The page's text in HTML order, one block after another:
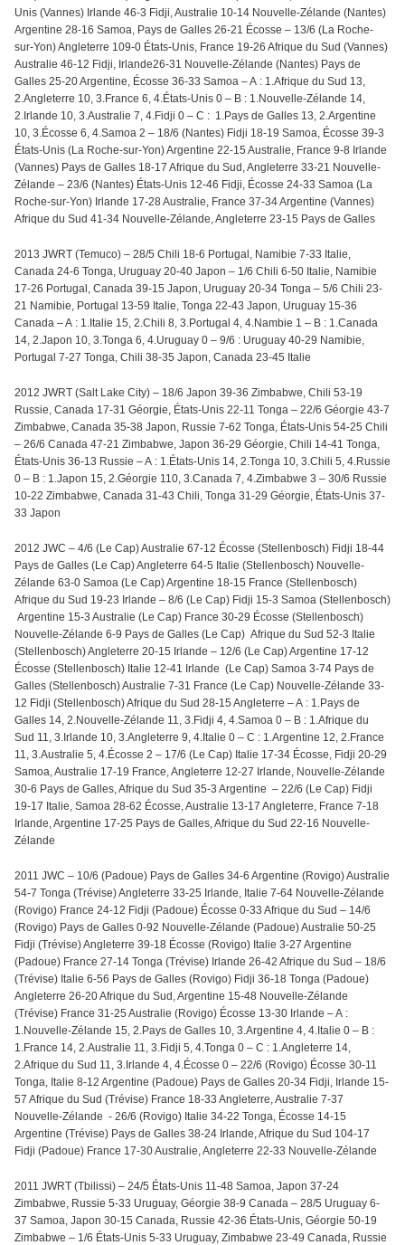
Unis (Vannes) Irlande 46-3 Fidji, Australie 10-14 Nouvelle-Zélande (Nantes)
Argentine 28-16 Samoa, Pays de Galles 26-21 Écosse – 13/6 (La Roche-
sur-Yon) Angleterre 109-0 États-Unis, France 19-26 Afrique du Sud (Vannes)
Australie 46-12 Fidji, Irlande26-31 Nouvelle-Zélande (Nantes) Pays de
Galles 25-20 Argentine, Écosse 36-33 Samoa – A : 1.Afrique du Sud 13,
2.Angleterre 10, 3.France 6, 4.États-Unis 0 – B : 1.Nouvelle-Zélande 14,
2.Irlande 10, 3.Australie 7, 4.Fidji 0 – C : 1.Pays de Galles 13, 2.Argentine
10, 3.Écosse 6, 4.Samoa 2 – 18/6 (Nantes) Fidji 18-19 Samoa, Écosse 39-3
États-Unis (La Roche-sur-Yon) Argentine 22-15 Australie, France 9-8 Irlande
(Vannes) Pays de Galles 18-17 Afrique du Sud, Angleterre 33-21 Nouvelle-
Zélande – 23/6 (Nantes) États-Unis 12-46 Fidji, Écosse 24-33 Samoa (La
Roche-sur-Yon) Irlande 17-28 Australie, France 37-34 Argentine (Vannes)
Afrique du Sud 41-34 Nouvelle-Zélande, Angleterre 23-15 Pays de Galles
2013 JWRT (Temuco) – 28/5 Chili 18-6 Portugal, Namibie 7-33 Italie,
Canada 24-6 Tonga, Uruguay 20-40 Japon – 1/6 Chili 6-50 Italie, Namibie
17-26 Portugal, Canada 39-15 Japon, Uruguay 20-34 Tonga – 5/6 Chili 23-
21 Namibie, Portugal 13-59 Italie, Tonga 22-43 Japon, Uruguay 15-36
Canada – A : 1.Italie 15, 2.Chili 8, 3.Portugal 4, 4.Nambie 1 – B : 1.Canada
14, 2.Japon 10, 3.Tonga 6, 4.Uruguay 0 – 9/6 : Uruguay 40-29 Namibie,
Portugal 7-27 Tonga, Chili 38-35 Japon, Canada 23-45 Italie
2012 JWRT (Salt Lake City) – 18/6 Japon 39-36 Zimbabwe, Chili 53-19
Russie, Canada 17-31 Géorgie, États-Unis 22-11 Tonga – 22/6 Géorgie 43-7
Zimbabwe, Canada 35-38 Japon, Russie 7-62 Tonga, États-Unis 54-25 Chili
– 26/6 Canada 47-21 Zimbabwe, Japon 36-29 Géorgie, Chili 14-41 Tonga,
États-Unis 36-13 Russie – A : 1.États-Unis 14, 2.Tonga 10, 3.Chili 5, 4.Russie
0 – B : 1.Japon 15, 2.Géorgie 110, 3.Canada 7, 4.Zimbabwe 3 – 30/6 Russie
10-22 Zimbabwe, Canada 31-43 Chili, Tonga 31-29 Géorgie, États-Unis 37-
33 Japon
2012 JWC – 4/6 (Le Cap) Australie 67-12 Écosse (Stellenbosch) Fidji 18-44
Pays de Galles (Le Cap) Angleterre 64-5 Italie (Stellenbosch) Nouvelle-
Zélande 63-0 Samoa (Le Cap) Argentine 18-15 France (Stellenbosch)
Afrique du Sud 19-23 Irlande – 8/6 (Le Cap) Fidji 15-3 Samoa (Stellenbosch)
Argentine 15-3 Australie (Le Cap) France 30-29 Écosse (Stellenbosch)
Nouvelle-Zélande 6-9 Pays de Galles (Le Cap) Afrique du Sud 52-3 Italie
(Stellenbosch) Angleterre 20-15 Irlande – 12/6 (Le Cap) Argentine 17-12
Écosse (Stellenbosch) Italie 12-41 Irlande (Le Cap) Samoa 3-74 Pays de
Galles (Stellenbosch) Australie 7-31 France (Le Cap) Nouvelle-Zélande 33-
12 Fidji (Stellenbosch) Afrique du Sud 28-15 Angleterre – A : 1.Pays de
Galles 14, 2.Nouvelle-Zélande 11, 3.Fidji 4, 4.Samoa 0 – B : 1.Afrique du
Sud 11, 3.Irlande 10, 3.Angleterre 9, 4.Italie 0 – C : 1.Argentine 12, 2.France
11, 3.Australie 5, 4.Écosse 2 – 17/6 (Le Cap) Italie 17-34 Écosse, Fidji 20-29
Samoa, Australie 17-19 France, Angleterre 12-27 Irlande, Nouvelle-Zélande
30-6 Pays de Galles, Afrique du Sud 35-3 Argentine – 22/6 (Le Cap) Fidji
19-17 Italie, Samoa 28-62 Écosse, Australie 13-17 Angleterre, France 7-18
Irlande, Argentine 17-25 Pays de Galles, Afrique du Sud 22-16 Nouvelle-
Zélande
2011 JWC – 10/6 (Padoue) Pays de Galles 34-6 Argentine (Rovigo) Australie
54-7 Tonga (Trévise) Angleterre 33-25 Irlande, Italie 7-64 Nouvelle-Zélande
(Rovigo) France 24-12 Fidji (Padoue) Écosse 0-33 Afrique du Sud – 14/6
(Rovigo) Pays de Galles 0-92 Nouvelle-Zélande (Padoue) Australie 50-25
Fidji (Trévise) Angleterre 39-18 Écosse (Rovigo) Italie 3-27 Argentine
(Padoue) France 27-14 Tonga (Trévise) Irlande 26-42 Afrique du Sud – 18/6
(Trévise) Italie 6-56 Pays de Galles (Rovigo) Fidji 36-18 Tonga (Padoue)
Angleterre 26-20 Afrique du Sud, Argentine 15-48 Nouvelle-Zélande
(Trévise) France 31-25 Australie (Rovigo) Écosse 13-30 Irlande – A :
1.Nouvelle-Zélande 15, 2.Pays de Galles 10, 3.Argentine 4, 4.Italie 0 – B :
1.France 14, 2.Australie 11, 3.Fidji 5, 4.Tonga 0 – C : 1.Angleterre 14,
2.Afrique du Sud 11, 3.Irlande 4, 4.Écosse 0 – 22/6 (Rovigo) Écosse 30-11
Tonga, Italie 8-12 Argentine (Padoue) Pays de Galles 20-34 Fidji, Irlande 15-
57 Afrique du Sud (Trévise) France 18-33 Angleterre, Australie 7-37
Nouvelle-Zélande - 26/6 (Rovigo) Italie 34-22 Tonga, Écosse 14-15
Argentine (Trévise) Pays de Galles 38-24 Irlande, Afrique du Sud 104-17
Fidji (Padoue) France 17-30 Australie, Angleterre 22-33 Nouvelle-Zélande
2011 JWRT (Tbilissi) – 24/5 États-Unis 11-48 Samoa, Japon 37-24
Zimbabwe, Russie 5-33 Uruguay, Géorgie 38-9 Canada – 28/5 Uruguay 6-
37 Samoa, Japon 30-15 Canada, Russie 42-36 États-Unis, Géorgie 50-19
Zimbabwe – 1/6 États-Unis 5-33 Uruguay, Zimbabwe 23-49 Canada, Russie